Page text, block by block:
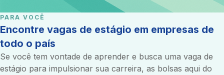
PARA VOCÊ
Encontre vagas de estágio em empresas de
todo o país
Se você tem vontade de aprender e busca uma vaga de
estágio para impulsionar sua carreira, as bolsas aqui do